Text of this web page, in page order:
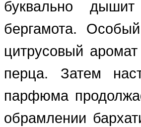
буквально
бергамота.
цитрусовый
перца. Затем
парфюма
обрамлении